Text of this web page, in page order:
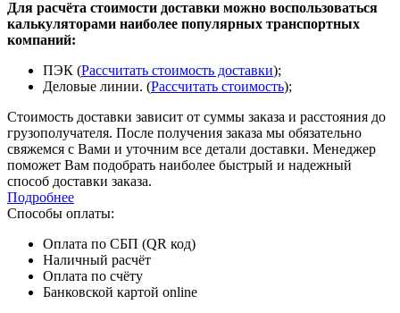
Для расчёта стоимости доставки можно воспользоваться
калькуляторами наиболее популярных транспортных
компаний:
ПЭК (Рассчитать стоимость доставки);
Деловые линии. (Рассчитать стоимость);
Стоимость доставки зависит от суммы заказа и расстояния до
грузополучателя. После получения заказа мы обязательно
свяжемся с Вами и уточним все детали доставки. Менеджер
поможет Вам подобрать наиболее быстрый и надежный
способ доставки заказа.
Подробнее
Способы оплаты:
Оплата по СБП (QR код)
Наличный расчёт
Оплата по счёту
Банковской картой online